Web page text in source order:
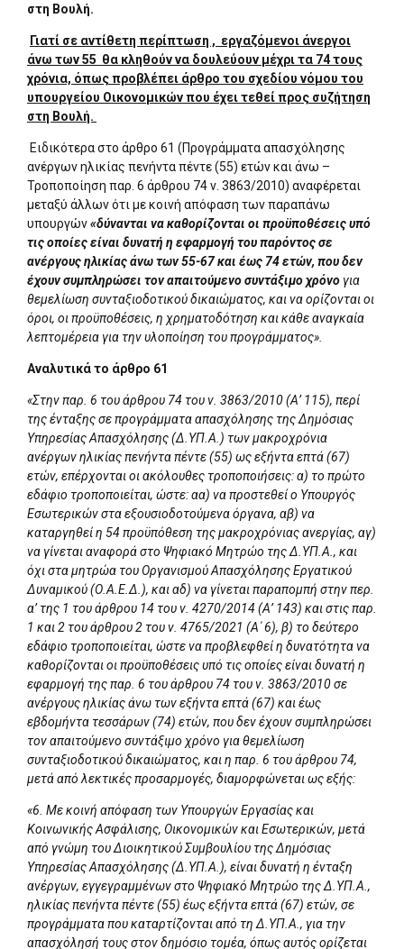
στη Βουλή.
Γιατί σε αντίθετη περίπτωση , εργαζόμενοι άνεργοι
άνω των 55 θα κληθούν να δουλεύουν μέχρι τα 74 τους
χρόνια, όπως προβλέπει άρθρο του σχεδίου νόμου του
υπουργείου Οικονομικών που έχει τεθεί προς συζήτηση
στη Βουλή.
Ειδικότερα στο άρθρο 61 (Προγράμματα απασχόλησης
ανέργων ηλικίας πενήντα πέντε (55) ετών και άνω –
Τροποποίηση παρ. 6 άρθρου 74 ν. 3863/2010) αναφέρεται
μεταξύ άλλων ότι με κοινή απόφαση των παραπάνω
υπουργών«δύνανται να καθορίζονται οι προϋποθέσεις υπό
τις οποίες είναι δυνατή η εφαρμογή του παρόντος σε
ανέργους ηλικίας άνω των 55-67 και έως 74 ετών, που δεν
έχουν συμπληρώσει τον απαιτούμενο συντάξιμο χρόνο για
θεμελίωση συνταξιοδοτικού δικαιώματος, και να ορίζονται οι
όροι, οι προϋποθέσεις, η χρηματοδότηση και κάθε αναγκαία
λεπτομέρεια για την υλοποίηση του προγράμματος».
Αναλυτικά το άρθρο 61
«Στην παρ. 6 του άρθρου 74 του ν. 3863/2010 (Α’ 115), περί
της ένταξης σε προγράμματα απασχόλησης της Δημόσιας
Υπηρεσίας Απασχόλησης (Δ.ΥΠ.Α.) των μακροχρόνια
ανέργων ηλικίας πενήντα πέντε (55) ως εξήντα επτά (67)
ετών, επέρχονται οι ακόλουθες τροποποιήσεις: α) το πρώτο
εδάφιο τροποποιείται, ώστε: αα) να προστεθεί ο Υπουργός
Εσωτερικών στα εξουσιοδοτούμενα όργανα, αβ) να
καταργηθεί η 54 προϋπόθεση της μακροχρόνιας ανεργίας, αγ)
να γίνεται αναφορά στο Ψηφιακό Μητρώο της Δ.ΥΠ.Α., και
όχι στα μητρώα του Οργανισμού Απασχόλησης Εργατικού
Δυναμικού (Ο.Α.Ε.Δ.), και αδ) να γίνεται παραπομπή στην περ.
α’ της 1 του άρθρου 14 του ν. 4270/2014 (Α’ 143) και στις παρ.
1 και 2 του άρθρου 2 του ν. 4765/2021 (Α΄ 6), β) το δεύτερο
εδάφιο τροποποιείται, ώστε να προβλεφθεί η δυνατότητα να
καθορίζονται οι προϋποθέσεις υπό τις οποίες είναι δυνατή η
εφαρμογή της παρ. 6 του άρθρου 74 του ν. 3863/2010 σε
ανέργους ηλικίας άνω των εξήντα επτά (67) και έως
εβδομήντα τεσσάρων (74) ετών, που δεν έχουν συμπληρώσει
τον απαιτούμενο συντάξιμο χρόνο για θεμελίωση
συνταξιοδοτικού δικαιώματος, και η παρ. 6 του άρθρου 74,
μετά από λεκτικές προσαρμογές, διαμορφώνεται ως εξής:
«6. Με κοινή απόφαση των Υπουργών Εργασίας και
Κοινωνικής Ασφάλισης, Οικονομικών και Εσωτερικών, μετά
από γνώμη του Διοικητικού Συμβουλίου της Δημόσιας
Υπηρεσίας Απασχόλησης (Δ.ΥΠ.Α.), είναι δυνατή η ένταξη
ανέργων, εγγεγραμμένων στο Ψηφιακό Μητρώο της Δ.ΥΠ.Α.,
ηλικίας πενήντα πέντε (55) έως εξήντα επτά (67) ετών, σε
προγράμματα που καταρτίζονται από τη Δ.ΥΠ.Α., για την
απασχόλησή τους στον δημόσιο τομέα, όπως αυτός ορίζεται